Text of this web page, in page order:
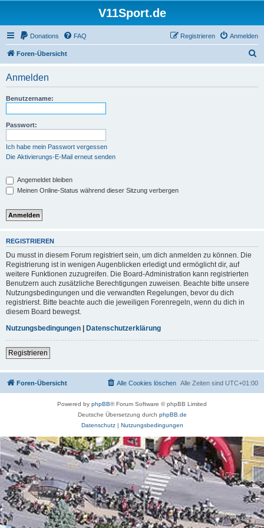
V11Sport.de
Donations FAQ Anmelden
Registrieren
Foren-Übersicht
Anmelden
Benutzername:
Passwort:
Ich habe mein Passwort vergessen
Die Aktivierungs-E-Mail erneut senden
Angemeldet bleiben
Meinen Online-Status während dieser Sitzung verbergen
REGISTRIEREN
Du musst in diesem Forum registriert sein, um dich anmelden zu können. Die
Registrierung ist in wenigen Augenblicken erledigt und ermöglicht dir, auf
weitere Funktionen zuzugreifen. Die Board-Administration kann registrierten
Benutzern auch zusätzliche Berechtigungen zuweisen. Beachte bitte unsere
Nutzungsbedingungen und die verwandten Regelungen, bevor du dich
registrierst. Bitte beachte auch die jeweiligen Forenregeln, wenn du dich in
diesem Board bewegst.
Nutzungsbedingungen | Datenschutzerklärung
Registrieren
Foren-Übersicht Alle Zeiten sind UTC+01:00
Alle Cookies löschen
Powered by phpBB® Forum Software © phpBB Limited
Deutsche Übersetzung durch phpBB.de
Datenschutz| Nutzungsbedingungen